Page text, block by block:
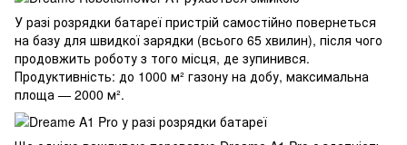
У разі розрядки батареї пристрій самостійно повернеться
на базу для швидкої зарядки (всього 65 хвилин), після чого
продовжить роботу з того місця, де зупинився.
Продуктивність: до 1000 м² газону на добу, максимальна
площа — 2000 м².